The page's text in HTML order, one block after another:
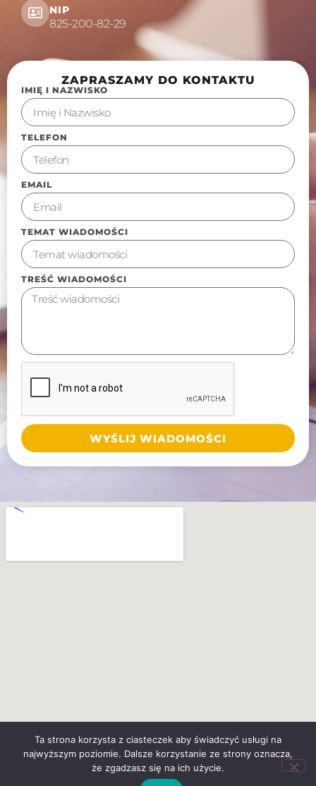
NIP
825-200-82-29
ZAPRASZAMY DO KONTAKTU
IMIĘ I NAZWISKO
TELEFON
EMAIL
TEMAT WIADOMOŚCI
TREŚĆ WIADOMOŚCI
WYŚLIJ WIADOMOŚCI
Ta strona korzysta z ciasteczek aby świadczyć usługi na
najwyższym poziomie. Dalsze korzystanie ze strony oznacza,
że zgadzasz się na ich użycie.